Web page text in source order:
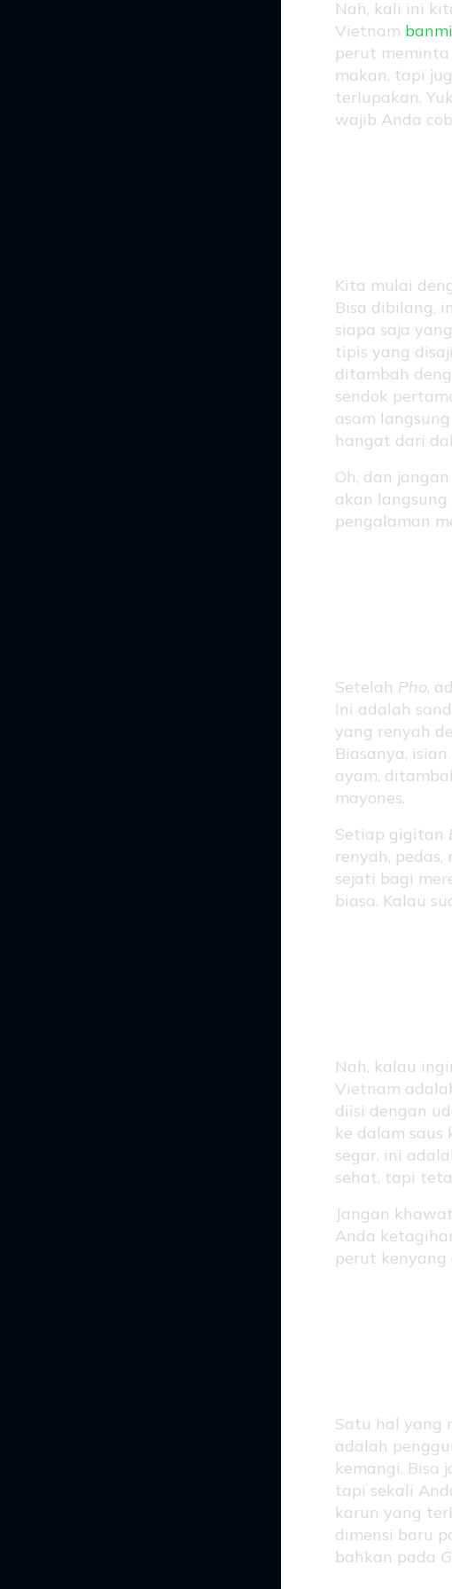
Nah, kali ini
Vietnam
perut
makan, tapi
terlupakan.
wajib Anda
Kita mulai
Bisa dibilang,
siapa saja
tipis yang
ditambah
sendok
asam
hangat dari
Oh, dan
akan
pengalaman
Setelah Pho,
Ini adalah
yang renyah
Biasanya,
ayam,
mayones.
Setiap gigitan
renyah,
sejati bagi
biasa. Kalau
Nah, kalau
Vietnam
diisi dengan
ke dalam
segar, ini
sehat, tapi
Jangan
Anda
perut kenyang
Satu hal yang
adalah
kemangi. Bisa
tapi sekali
karun yang
dimensi baru
bahkan pada